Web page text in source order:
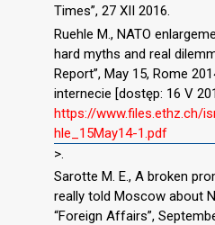
Times”, 27 XII 2016.
Ruehle M., NATO
hard myths and real
Report”, May 15, Rome
internecie [dostęp: 16 V
https://www.files.ethz.ch/
hle_15May14-1.pdf
>.
Sarotte M. E., A broken
really told Moscow about
“Foreign Affairs”,